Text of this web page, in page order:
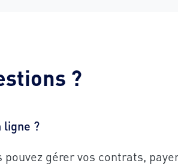
?
ligne ?
pouvez gérer vos contrats,